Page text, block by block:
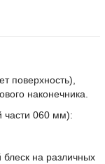
поверхность),
наконечника.
части 060 мм):
на различных